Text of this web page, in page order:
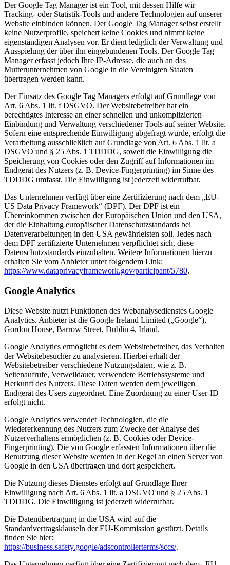
Der Google Tag Manager ist ein Tool, mit dessen Hilfe wir
Tracking- oder Statistik-Tools und andere Technologien auf unserer
Website einbinden können. Der Google Tag Manager selbst erstellt
keine Nutzerprofile, speichert keine Cookies und nimmt keine
eigenständigen Analysen vor. Er dient lediglich der Verwaltung und
Ausspielung der über ihn eingebundenen Tools. Der Google Tag
Manager erfasst jedoch Ihre IP-Adresse, die auch an das
Mutterunternehmen von Google in die Vereinigten Staaten
übertragen werden kann.
Der Einsatz des Google Tag Managers erfolgt auf Grundlage von
Art. 6 Abs. 1 lit. f DSGVO. Der Websitebetreiber hat ein
berechtigtes Interesse an einer schnellen und unkomplizierten
Einbindung und Verwaltung verschiedener Tools auf seiner Website.
Sofern eine entsprechende Einwilligung abgefragt wurde, erfolgt die
Verarbeitung ausschließlich auf Grundlage von Art. 6 Abs. 1 lit. a
DSGVO und § 25 Abs. 1 TDDDG, soweit die Einwilligung die
Speicherung von Cookies oder den Zugriff auf Informationen im
Endgerät des Nutzers (z. B. Device-Fingerprinting) im Sinne des
TDDDG umfasst. Die Einwilligung ist jederzeit widerrufbar.
Das Unternehmen verfügt über eine Zertifizierung nach dem „EU-
US Data Privacy Framework“ (DPF). Der DPF ist ein
Übereinkommen zwischen der Europäischen Union und den USA,
der die Einhaltung europäischer Datenschutzstandards bei
Datenverarbeitungen in den USA gewährleisten soll. Jedes nach
dem DPF zertifizierte Unternehmen verpflichtet sich, diese
Datenschutzstandards einzuhalten. Weitere Informationen hierzu
erhalten Sie vom Anbieter unter folgendem Link:
https://www.dataprivacyframework.gov/participant/5780.
Google Analytics
Diese Website nutzt Funktionen des Webanalysedienstes Google
Analytics. Anbieter ist die Google Ireland Limited („Google“),
Gordon House, Barrow Street, Dublin 4, Irland.
Google Analytics ermöglicht es dem Websitebetreiber, das Verhalten
der Websitebesucher zu analysieren. Hierbei erhält der
Websitebetreiber verschiedene Nutzungsdaten, wie z. B.
Seitenaufrufe, Verweildauer, verwendete Betriebssysteme und
Herkunft des Nutzers. Diese Daten werden dem jeweiligen
Endgerät des Users zugeordnet. Eine Zuordnung zu einer User-ID
erfolgt nicht.
Google Analytics verwendet Technologien, die die
Wiedererkennung des Nutzers zum Zwecke der Analyse des
Nutzerverhaltens ermöglichen (z. B. Cookies oder Device-
Fingerprinting). Die von Google erfassten Informationen über die
Benutzung dieser Website werden in der Regel an einen Server von
Google in den USA übertragen und dort gespeichert.
Die Nutzung dieses Dienstes erfolgt auf Grundlage Ihrer
Einwilligung nach Art. 6 Abs. 1 lit. a DSGVO und § 25 Abs. 1
TDDDG. Die Einwilligung ist jederzeit widerrufbar.
Die Datenübertragung in die USA wird auf die
Standardvertragsklauseln der EU-Kommission gestützt. Details
finden Sie hier:
https://business.safety.google/adscontrollerterms/sccs/.